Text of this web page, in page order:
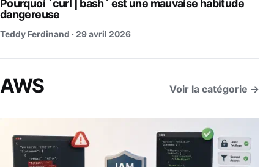
Pourquoi `curl | bash` est une mauvaise habitude
dangereuse
Teddy Ferdinand · 29 avril 2026
AWS Voir la catégorie →